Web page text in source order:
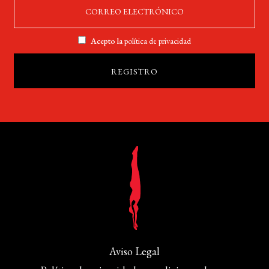
Acepto lapolítica de privacidad
Aviso Legal